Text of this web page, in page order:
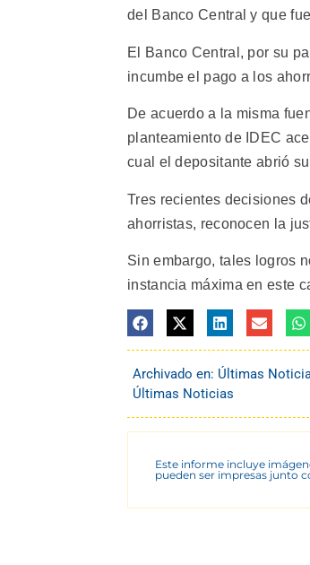
del Banco Central y que
El Banco Central, por su
incumbe el pago a los
De acuerdo a la misma
planteamiento de IDEC
cual el depositante abrió
Tres recientes decisiones
ahorristas, reconocen la
Sin embargo, tales logros
instancia máxima en este
Archivado en: Últimas
Últimas Noticias
Este informe incluye
pueden ser impresas junto